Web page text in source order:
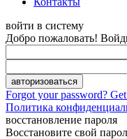
войти в систему
Добро пожаловать!
Forgot your password?
Политика
восстановление пароля
Восстановите свой